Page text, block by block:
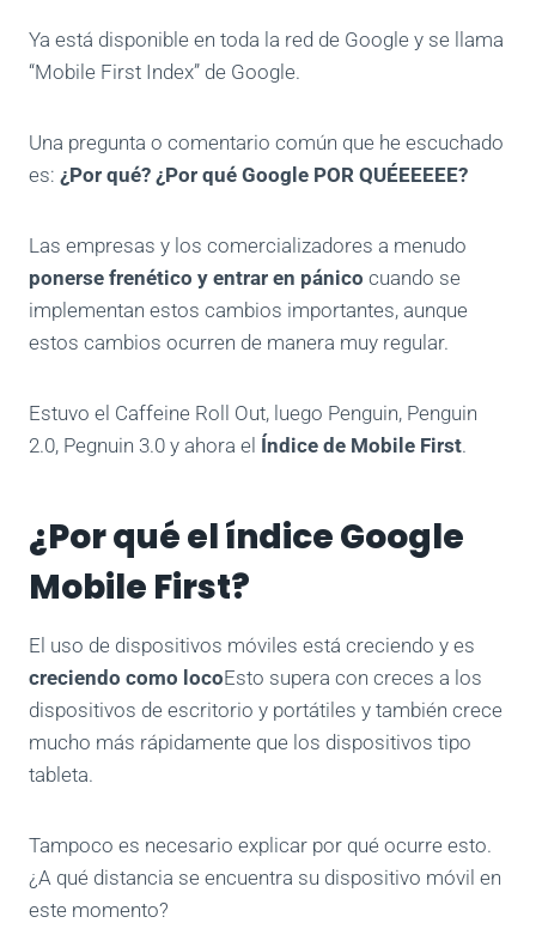
Ya está disponible en toda la red de Google y se llama
“Mobile First Index” de Google.
Una pregunta o comentario común que he escuchado
es: ¿Por qué? ¿Por qué Google POR QUÉEEEEE?
Las empresas y los comercializadores a menudo
ponerse frenético y entrar en pánico cuando se
implementan estos cambios importantes, aunque
estos cambios ocurren de manera muy regular.
Estuvo el Caffeine Roll Out, luego Penguin, Penguin
2.0, Pegnuin 3.0 y ahora el Índice de Mobile First.
¿Por qué el índice Google
Mobile First?
El uso de dispositivos móviles está creciendo y es
creciendo como locoEsto supera con creces a los
dispositivos de escritorio y portátiles y también crece
mucho más rápidamente que los dispositivos tipo
tableta.
Tampoco es necesario explicar por qué ocurre esto.
¿A qué distancia se encuentra su dispositivo móvil en
este momento?